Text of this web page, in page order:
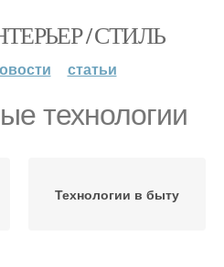
/ СТИЛЬ
статьи
технологии
Технологии в быту